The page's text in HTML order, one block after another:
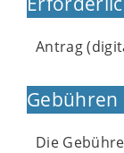
Antrag
Gebühren
Die